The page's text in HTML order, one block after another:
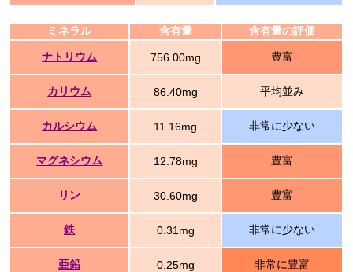
ミネラル 含有量 含有量の評価
ナトリウム 756.00mg 豊富
カリウム 86.40mg 平均並み
カルシウム 11.16mg 非常に少ない
マグネシウム 12.78mg 豊富
リン 30.60mg 豊富
鉄 0.31mg 非常に少ない
亜鉛 0.25mg 非常に豊富